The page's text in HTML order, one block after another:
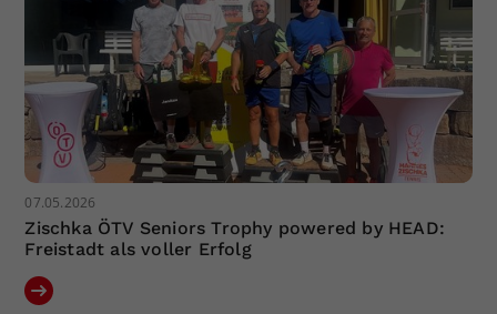
07.05.2026
Zischka ÖTV Seniors Trophy powered by HEAD:
Freistadt als voller Erfolg